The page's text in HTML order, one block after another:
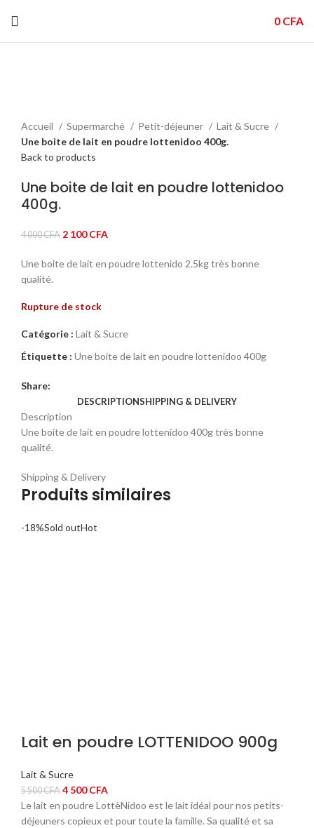
0 CFA
Accueil
Supermarché Petit-déjeuner
Lait & Sucre
Une boite de lait en poudre lottenidoo 400g.
Back to products
Une boite de lait en poudre lottenidoo
400g.
4 000CFA Le
initial
000 CFA.
2 100CFALe
actuel
Une boite de lait en poudre lottenido 2.5kg très bonne
qualité.
Rupture de stock
Catégorie : Lait & Sucre
Étiquette : Une boite de lait en poudre lottenidoo 400g
Share:
DESCRIPTIONSHIPPING & DELIVERY
Description
Une boite de lait en poudre lottenidoo 400g très bonne
qualité.
Shipping & Delivery
Produits similaires
-18%Sold outHot
Lait en poudre LOTTENIDOO 900g
Lait & Sucre
5 500CFA Le
prix
initial
4 500CFALe
prix
actuel
Le lait en poudre LottèNidoo est le lait idéal pour nos petits-
déjeuners copieux et pour toute la famille. Sa qualité et sa